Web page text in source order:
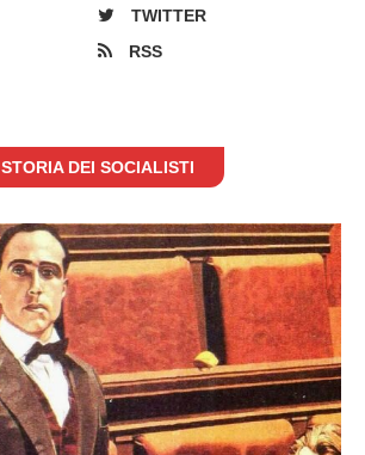
TWITTER
RSS
STORIA DEI SOCIALISTI